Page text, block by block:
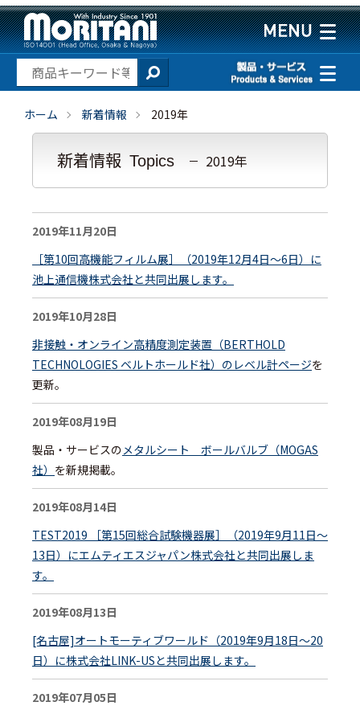
ホーム 新着情報 2019年
新着情報 Topics 2019年
2019年11月20日
［第10回高機能フィルム展］（2019年12月4日～6日）に
池上通信機株式会社と共同出展します。
2019年10月28日
非接触・オンライン高精度測定装置（BERTHOLD
TECHNOLOGIES ベルトホールド社）のレベル計ページを
更新。
2019年08月19日
製品・サービスのメタルシート ボールバルブ（MOGAS
社） を新規掲載。
2019年08月14日
TEST2019 ［第15回総合試験機器展］（2019年9月11日～
13日）にエムティエスジャパン株式会社と共同出展しま
す。
2019年08月13日
[名古屋]オートモーティブワールド（2019年9月18日～20
日）に株式会社LINK-USと共同出展します。
2019年07月05日